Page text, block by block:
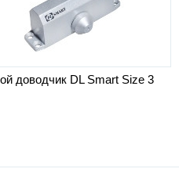
доводчик DL Smart Size 3